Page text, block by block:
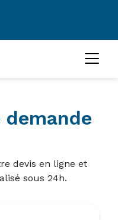
demande
devis en ligne et
sous 24h.